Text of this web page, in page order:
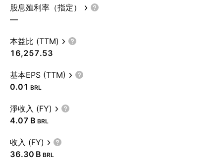
股息殖利率（指定）
—
本益比 (TTM)
16,257.53
基本EPS (TTM)
0.01 BRL
淨收入 (FY)
‪4.07 B‬ BRL
收入 (FY)
‪36.30 B‬ BRL